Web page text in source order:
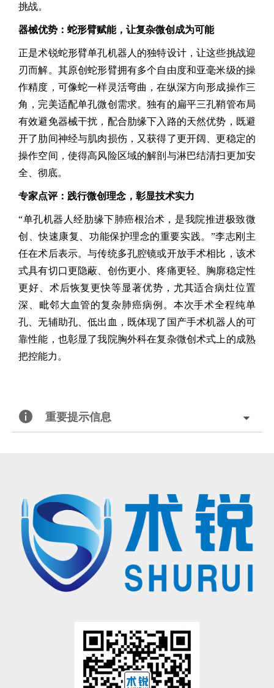
挑战。
器械优势：蛇形臂赋能，让复杂微创成为可能
正是术锐蛇形臂单孔机器人的独特设计，让这些挑战迎
刃而解。其原创蛇形臂拥有多个自由度和亚毫米级的操
作精度，可像蛇一样灵活弯曲，在纵深方向形成操作三
角，完美适配单孔微创需求。独有的扁平三孔鞘管布局
有效避免器械干扰，配合肋缘下入路的天然优势，既避
开了肋间神经与肌肉损伤，又获得了更开阔、更稳定的
操作空间，使得高风险区域的解剖与淋巴结清扫更加安
全、彻底。
专家点评：践行微创理念，彰显技术实力
“单孔机器人经肋缘下肺癌根治术，是我院推进极致微
创、快速康复、功能保护理念的重要实践。”李志刚主
任在术后表示。与传统多孔腔镜或开放手术相比，该术
式具有切口更隐蔽、创伤更小、疼痛更轻、胸廓稳定性
更好、术后恢复更快等显著优势，尤其适合病灶位置
深、毗邻大血管的复杂肺癌病例。本次手术全程纯单
孔、无辅助孔、低出血，既体现了国产手术机器人的可
靠性能，也彰显了我院胸外科在复杂微创术式上的成熟
把控能力。
重要提示信息
的手术操作，请联系北京术锐 机器人股份 有限公司，参加术锐的官方培训计划。患者若想参加术锐 机器人的
注册临床试验，请联系术锐官方合作医院，咨询医生，以确定是否适合术锐®机器人的手术。医生和患者应仔
细了解有关术锐®机器人执行手术及其可能风险的所有信息。
、SHURUI®等是北京术锐机器人股份 有限公司所拥有的注册商标，未经许可，不得使用。